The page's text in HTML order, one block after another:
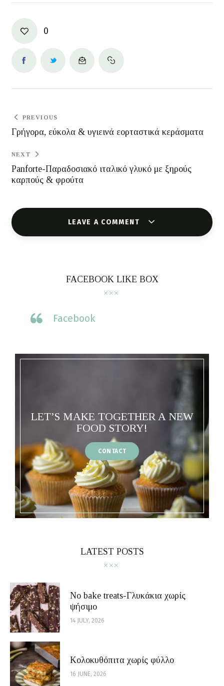
0
PREVIOUS
Γρήγορα, εύκολα & υγιεινά εορταστικά κεράσματα
NEXT
Panforte-Παραδοσιακό ιταλικό γλυκό με ξηρούς
καρπούς & φρούτα
LEAVE A COMMENT
FACEBOOK LIKE BOX
Facebook
LET’S MAKE TOGETHER A NEW
FOOD STORY!
CONTACT
LATEST POSTS
No bake treats-Γλυκάκια χωρίς
ψήσιμο
14 JULY, 2026
Κολοκυθόπιτα χωρίς φύλλο
16 JUNE, 2026